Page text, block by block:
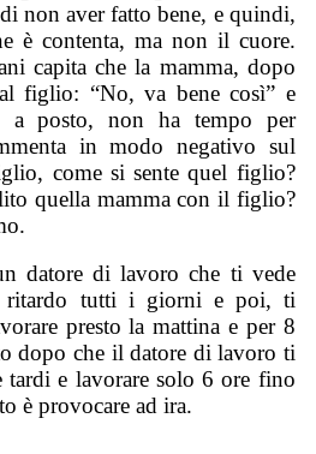
non aver fatto bene, e quindi,
è contenta, ma non il cuore.
capita che la mamma, dopo
figlio: “No, va bene così” e
a posto, non ha tempo per
in modo negativo sul
come si sente quel figlio?
quella mamma con il figlio?
datore di lavoro che ti vede
ritardo tutti i giorni e poi, ti
presto la mattina e per 8
dopo che il datore di lavoro ti
tardi e lavorare solo 6 ore fino
è provocare ad ira.